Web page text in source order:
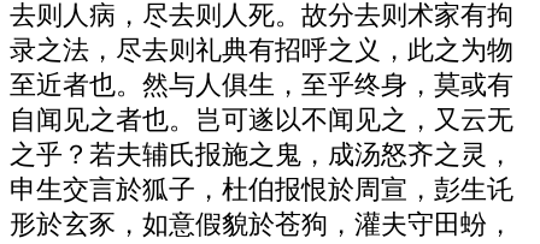
去则人病，尽去则人死。故分去则术家有拘
录之法，尽去则礼典有招呼之义，此之为物
至近者也。然与人俱生，至乎终身，莫或有
自闻见之者也。岂可遂以不闻见之，又云无
之乎？若夫辅氏报施之鬼，成汤怒齐之灵，
申生交言於狐子，杜伯报恨於周宣，彭生讬
形於玄豕，如意假貌於苍狗，灌夫守田蚡，